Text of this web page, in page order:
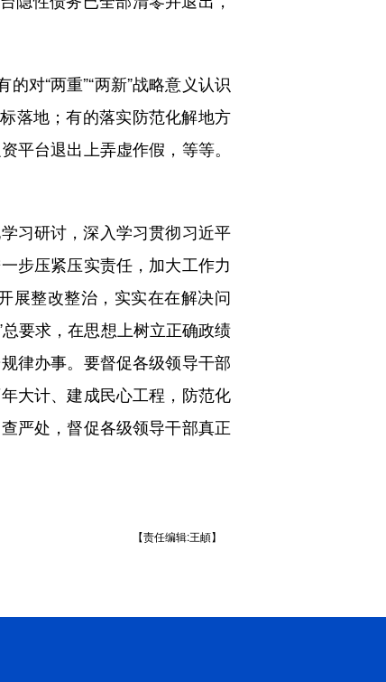
对“两重”“两新”战略意义认识
落地；有的落实防范化解地方
平台退出上弄虚作假，等等。
习研讨，深入学习贯彻习近平
步压紧压实责任，加大工作力
展整改整治，实实在在解决问
要求，在思想上树立正确政绩
律办事。要督促各级领导干部
大计、建成民心工程，防范化
严处，督促各级领导干部真正
【责任编辑:王頔】